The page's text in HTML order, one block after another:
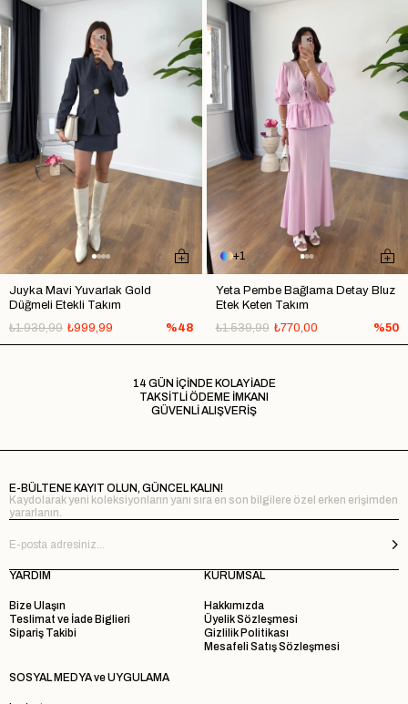
Juyka Mavi Yuvarlak Gold
Düğmeli Etekli Takım
₺999,99
₺1.939,99 %48
1
Yeta Pembe Bağlama Detay Bluz
Etek Keten Takım
₺770,00
₺1.539,99 %50
14 GÜN İÇİNDE KOLAY İADE
TAKSİTLİ ÖDEME İMKANI
GÜVENLİ ALIŞVERİŞ
E-BÜLTENE KAYIT OLUN, GÜNCEL KALIN!
Kaydolarak yeni koleksiyonların yanı sıra en son bilgilere özel erken erişimden
yararlanın.
YARDIM
Bize Ulaşın
Teslimat ve İade Biglieri
Sipariş Takibi
KURUMSAL
Hakkımızda
Üyelik Sözleşmesi
Gizlilik Politikası
Mesafeli Satış Sözleşmesi
SOSYAL MEDYA ve UYGULAMA